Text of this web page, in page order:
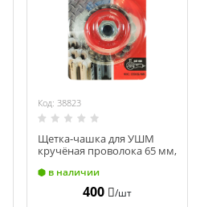
Код: 38823
Щетка-чашка для УШМ
кручёная проволока 65 мм,
в наличии
400 /шт